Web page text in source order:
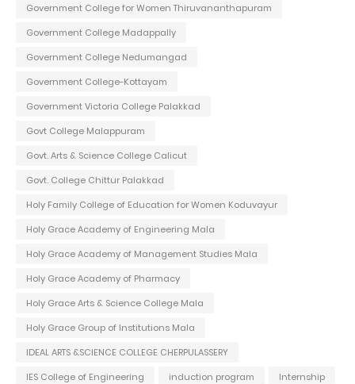
Government College for Women Thiruvananthapuram
Government College Madappally
Government College Nedumangad
Government College-Kottayam
Government Victoria College Palakkad
Govt College Malappuram
Govt. Arts & Science College Calicut
Govt. College Chittur Palakkad
Holy Family College of Education for Women Koduvayur
Holy Grace Academy of Engineering Mala
Holy Grace Academy of Management Studies Mala
Holy Grace Academy of Pharmacy
Holy Grace Arts & Science College Mala
Holy Grace Group of Institutions Mala
IDEAL ARTS &SCIENCE COLLEGE CHERPULASSERY
IES College of Engineering
induction program
Internship